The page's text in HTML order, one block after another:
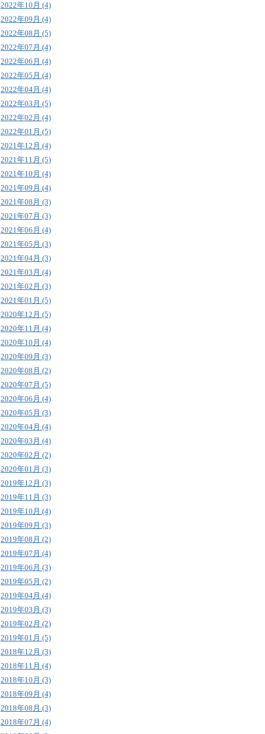
2022年10月 (4)
2022年09月 (4)
2022年08月 (5)
2022年07月 (4)
2022年06月 (4)
2022年05月 (4)
2022年04月 (4)
2022年03月 (5)
2022年02月 (4)
2022年01月 (5)
2021年12月 (4)
2021年11月 (5)
2021年10月 (4)
2021年09月 (4)
2021年08月 (3)
2021年07月 (3)
2021年06月 (4)
2021年05月 (3)
2021年04月 (3)
2021年03月 (4)
2021年02月 (3)
2021年01月 (5)
2020年12月 (5)
2020年11月 (4)
2020年10月 (4)
2020年09月 (3)
2020年08月 (2)
2020年07月 (5)
2020年06月 (4)
2020年05月 (3)
2020年04月 (4)
2020年03月 (4)
2020年02月 (2)
2020年01月 (3)
2019年12月 (3)
2019年11月 (3)
2019年10月 (4)
2019年09月 (3)
2019年08月 (2)
2019年07月 (4)
2019年06月 (3)
2019年05月 (2)
2019年04月 (4)
2019年03月 (3)
2019年02月 (2)
2019年01月 (5)
2018年12月 (3)
2018年11月 (4)
2018年10月 (3)
2018年09月 (4)
2018年08月 (3)
2018年07月 (4)